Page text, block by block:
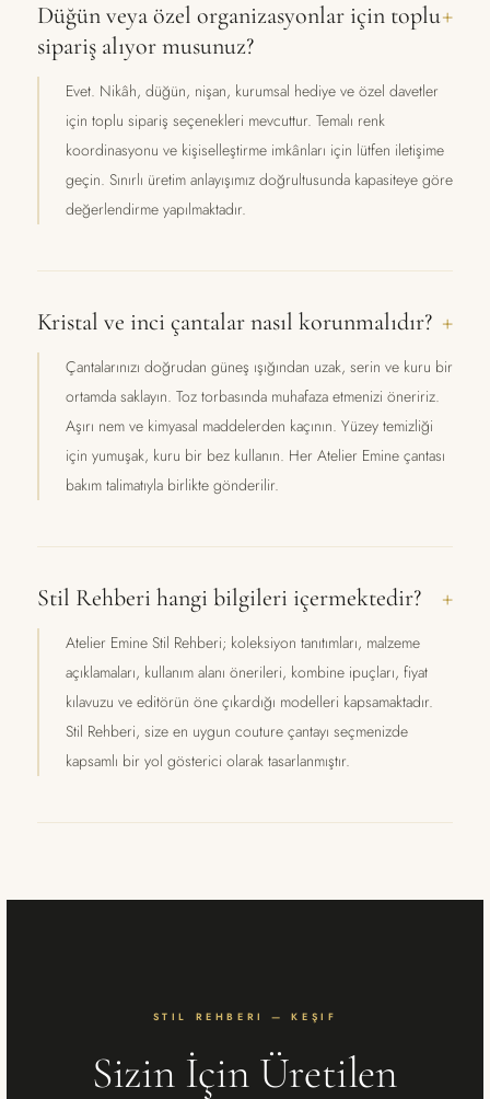
Düğün veya özel organizasyonlar için toplu
sipariş alıyor musunuz?
Evet. Nikâh, düğün, nişan, kurumsal hediye ve özel davetler
için toplu sipariş seçenekleri mevcuttur. Temalı renk
koordinasyonu ve kişiselleştirme imkânları için lütfen iletişime
geçin. Sınırlı üretim anlayışımız doğrultusunda kapasiteye göre
değerlendirme yapılmaktadır.
Kristal ve inci çantalar nasıl korunmalıdır?
Çantalarınızı doğrudan güneş ışığından uzak, serin ve kuru bir
ortamda saklayın. Toz torbasında muhafaza etmenizi öneririz.
Aşırı nem ve kimyasal maddelerden kaçının. Yüzey temizliği
için yumuşak, kuru bir bez kullanın. Her Atelier Emine çantası
bakım talimatıyla birlikte gönderilir.
Stil Rehberi hangi bilgileri içermektedir?
Atelier Emine Stil Rehberi; koleksiyon tanıtımları, malzeme
açıklamaları, kullanım alanı önerileri, kombine ipuçları, fiyat
kılavuzu ve editörün öne çıkardığı modelleri kapsamaktadır.
Stil Rehberi, size en uygun couture çantayı seçmenizde
kapsamlı bir yol gösterici olarak tasarlanmıştır.
STIL REHBERI — KEŞIF
Sizin İçin Üretilen